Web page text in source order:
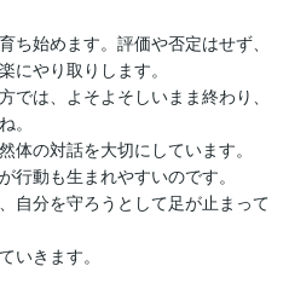
始めます。評価や否定はせず、
にやり取りします。
では、よそよそしいまま終わり、
。
体の対話を大切にしています。
行動も生まれやすいのです。
自分を守ろうとして足が止まって
いきます。